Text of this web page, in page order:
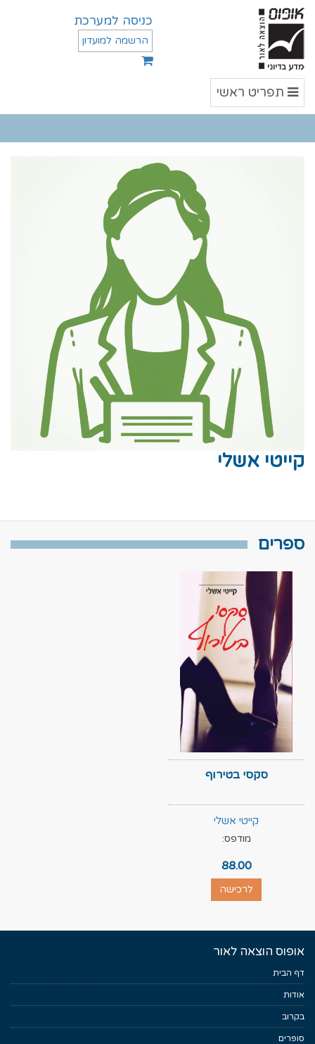
כניסה למערכת
הרשמה למועדון
תפריט
ראשי
תפריט ראשי
קייטי אשלי
ספרים
סקסי בטירוף
קייטי אשלי
מודפס:
88.00
לרכישה
אופוס הוצאה לאור
דף הבית
אודות
בקרוב
סופרים